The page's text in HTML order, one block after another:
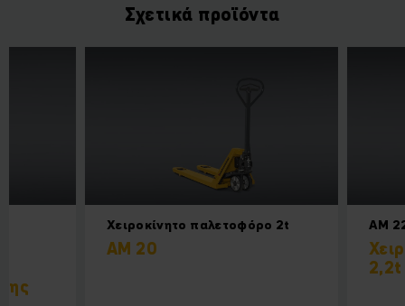
Σχετικά προϊόντα
Χειροκίνητο παλετοφόρο 2t
AM 20
AM
2,2t